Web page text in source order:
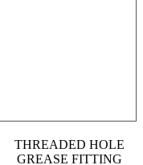
THREADED HOLE
GREASE FITTING